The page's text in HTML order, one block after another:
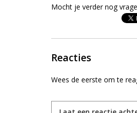
Mocht je verder nog
Reacties
Wees de eerste om te